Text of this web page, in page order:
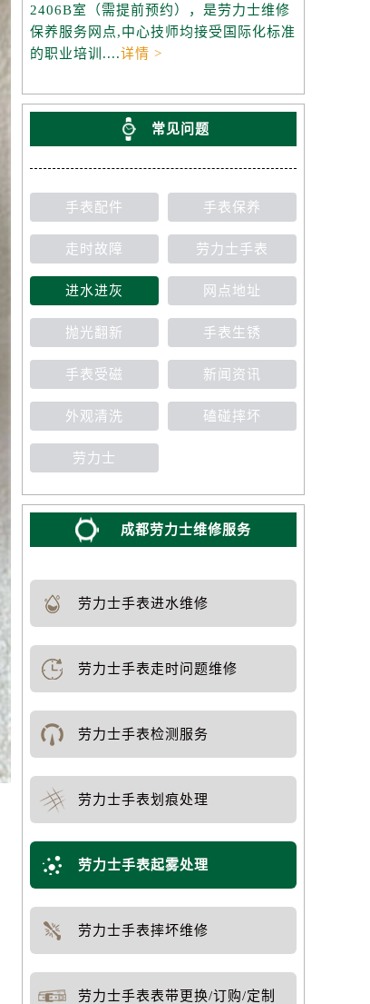
2406B室（需提前预约），是劳力士维修
保养服务网点,中心技师均接受国际化标准
的职业培训....详情 >
常见问题
手表配件 手表保养
走时故障 劳力士手表
进水进灰 网点地址
抛光翻新 手表生锈
手表受磁 新闻资讯
外观清洗 磕碰摔坏
劳力士
成都劳力士维修服务
劳力士手表进水维修
劳力士手表走时问题维修
劳力士手表检测服务
劳力士手表划痕处理
劳力士手表起雾处理
劳力士手表摔坏维修
劳力士手表表带更换/订购/定制